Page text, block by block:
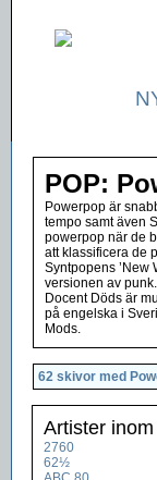
POP:
Powerpop är
tempo samt även
powerpop när de
att klassificera de
Syntpopens ’New
versionen av
Docent Döds är
på engelska i
Mods.
62 skivor med
Artister
2760
62½